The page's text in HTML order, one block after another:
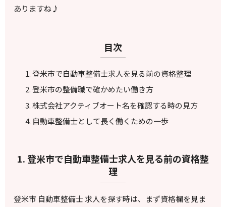
ありますね♪
目次
登米市で自動車整備士求人を見る前の資格整理
登米市の整備職で確かめたい働き方
株式会社アクティブオート名を確認する時の見方
自動車整備士として長く働くための一歩
1. 登米市で自動車整備士求人を見る前の資格整
理
登米市 自動車整備士 求人を探す時は、まず資格欄を見ま